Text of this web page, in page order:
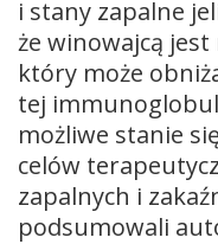
i stany zapalne
że winowajcą
który może
tej
możliwe stanie
celów
zapalnych i
podsumowali